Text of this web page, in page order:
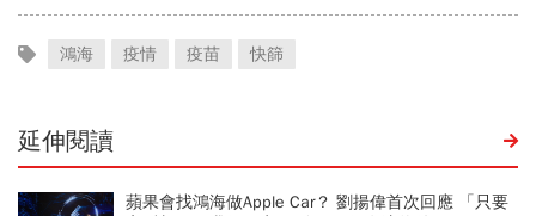
鴻海 疫情 疫苗 快篩
延伸閱讀
蘋果會找鴻海做Apple Car？ 劉揚偉首次回應 「只要